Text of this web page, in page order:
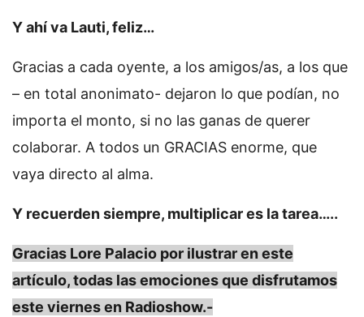
Y ahí va Lauti, feliz…
Gracias a cada oyente, a los amigos/as, a los que
– en total anonimato- dejaron lo que podían, no
importa el monto, si no las ganas de querer
colaborar. A todos un GRACIAS enorme, que
vaya directo al alma.
Y recuerden siempre, multiplicar es la tarea…..
Gracias Lore Palacio por ilustrar en este
artículo, todas las emociones que disfrutamos
este viernes en Radioshow.-